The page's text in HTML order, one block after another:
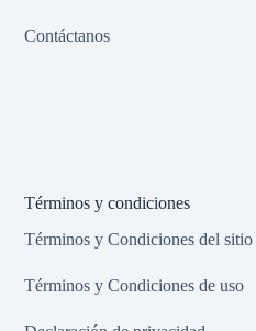
Contáctanos
Términos y condiciones
Términos y Condiciones del sitio
Términos y Condiciones de uso